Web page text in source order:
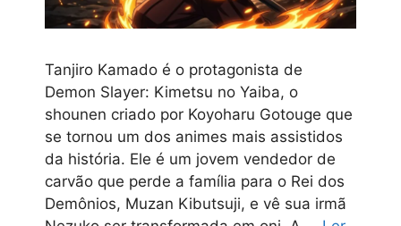
Tanjiro Kamado é o protagonista de
Demon Slayer: Kimetsu no Yaiba, o
shounen criado por Koyoharu Gotouge que
se tornou um dos animes mais assistidos
da história. Ele é um jovem vendedor de
carvão que perde a família para o Rei dos
Demônios, Muzan Kibutsuji, e vê sua irmã